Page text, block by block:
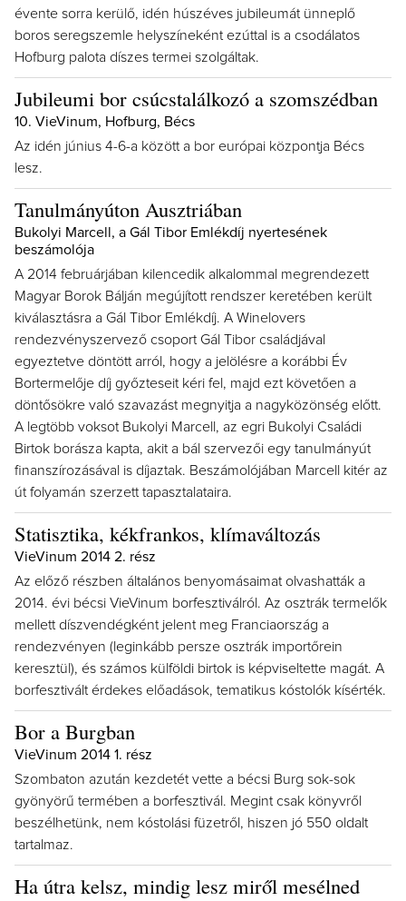
évente sorra kerülő, idén húszéves jubileumát ünneplő
boros seregszemle helyszíneként ezúttal is a csodálatos
Hofburg palota díszes termei szolgáltak.
Jubileumi bor csúcstalálkozó a szomszédban
10. VieVinum, Hofburg, Bécs
Az idén június 4-6-a között a bor európai központja Bécs
lesz.
Tanulmányúton Ausztriában
Bukolyi Marcell, a Gál Tibor Emlékdíj nyertesének
beszámolója
A 2014 februárjában kilencedik alkalommal megrendezett
Magyar Borok Bálján megújított rendszer keretében került
kiválasztásra a Gál Tibor Emlékdíj. A Winelovers
rendezvényszervező csoport Gál Tibor családjával
egyeztetve döntött arról, hogy a jelölésre a korábbi Év
Bortermelője díj győzteseit kéri fel, majd ezt követően a
döntősökre való szavazást megnyitja a nagyközönség előtt.
A legtöbb voksot Bukolyi Marcell, az egri Bukolyi Családi
Birtok borásza kapta, akit a bál szervezői egy tanulmányút
finanszírozásával is díjaztak. Beszámolójában Marcell kitér az
út folyamán szerzett tapasztalataira.
Statisztika, kékfrankos, klímaváltozás
VieVinum 2014 2. rész
Az előző részben általános benyomásaimat olvashatták a
2014. évi bécsi VieVinum borfesztiválról. Az osztrák termelők
mellett díszvendégként jelent meg Franciaország a
rendezvényen (leginkább persze osztrák importőrein
keresztül), és számos külföldi birtok is képviseltette magát. A
borfesztivált érdekes előadások, tematikus kóstolók kísérték.
Bor a Burgban
VieVinum 2014 1. rész
Szombaton azután kezdetét vette a bécsi Burg sok-sok
gyönyörű termében a borfesztivál. Megint csak könyvről
beszélhetünk, nem kóstolási füzetről, hiszen jó 550 oldalt
tartalmaz.
Ha útra kelsz, mindig lesz miről mesélned